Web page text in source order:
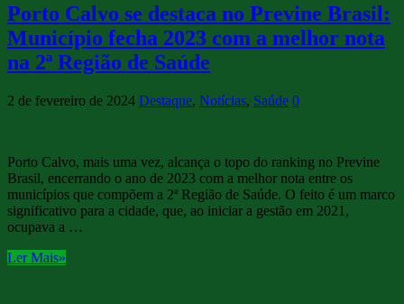
Porto Calvo se destaca no Previne Brasil:
Município fecha 2023 com a melhor nota
na 2ª Região de Saúde
2 de fevereiro de 2024 Destaque, Notícias, Saúde 0
Porto Calvo, mais uma vez, alcança o topo do ranking no Previne
Brasil, encerrando o ano de 2023 com a melhor nota entre os
municípios que compõem a 2ª Região de Saúde. O feito é um marco
significativo para a cidade, que, ao iniciar a gestão em 2021,
ocupava a …
Ler Mais»